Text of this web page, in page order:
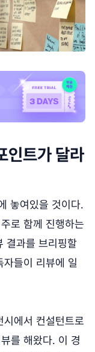
인트가 달라
놓여있을 것이다.
로 함께 진행하는
결과를 브리핑할
들이 리뷰에 일
에서 컨설턴트로
를 해왔다. 이 경